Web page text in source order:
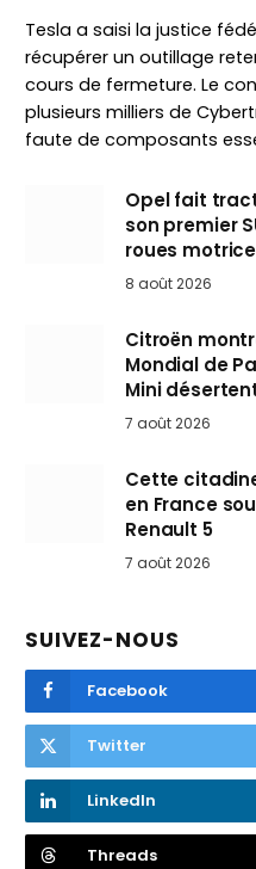
Tesla a saisi la justice
récupérer un outillage
cours de fermeture. Le
plusieurs milliers de
faute de composants
Opel fait
son premier
roues
8 août 2026
Citroën
Mondial de
Mini
7 août 2026
Cette
en France
Renault 5
7 août 2026
SUIVEZ-NOUS
Facebook
Twitter
LinkedIn
Threads